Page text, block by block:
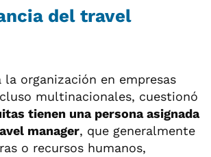
del travel
la organización en empresas
multinacionales, cuestionó
tienen una persona asignada
manager, que generalmente
o recursos humanos,